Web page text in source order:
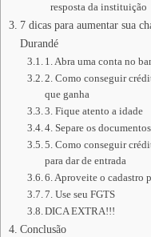
resposta da instituição
7 dicas para aumentar sua
Durandé
1. Abra uma conta no
2. Como conseguir
que ganha
3. Fique atento a idade
4. Separe os
5. Como conseguir
para dar de entrada
6. Aproveite o cadastro
7. Use seu FGTS
DICA EXTRA!!!
Conclusão